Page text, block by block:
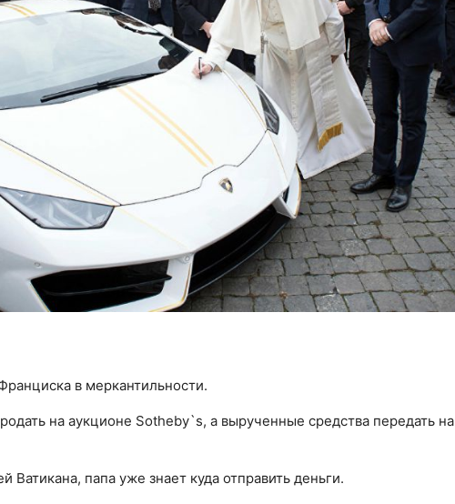
в меркантильности.
на аукционе Sotheby`s, а вырученные средства передать на
Ватикана, папа уже знает куда отправить деньги.